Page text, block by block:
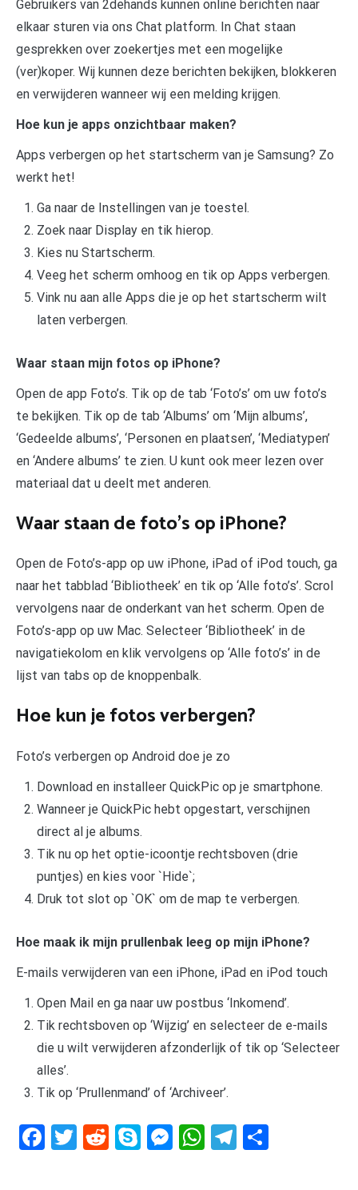
Gebruikers van 2dehands kunnen online berichten naar
elkaar sturen via ons Chat platform. In Chat staan
gesprekken over zoekertjes met een mogelijke
(ver)koper. Wij kunnen deze berichten bekijken, blokkeren
en verwijderen wanneer wij een melding krijgen.
Hoe kun je apps onzichtbaar maken?
Apps verbergen op het startscherm van je Samsung? Zo
werkt het!
Ga naar de Instellingen van je toestel.
Zoek naar Display en tik hierop.
Kies nu Startscherm.
Veeg het scherm omhoog en tik op Apps verbergen.
Vink nu aan alle Apps die je op het startscherm wilt
laten verbergen.
Waar staan mijn fotos op iPhone?
Open de app Foto’s. Tik op de tab ‘Foto’s’ om uw foto’s
te bekijken. Tik op de tab ‘Albums’ om ‘Mijn albums’,
‘Gedeelde albums’, ‘Personen en plaatsen’, ‘Mediatypen’
en ‘Andere albums’ te zien. U kunt ook meer lezen over
materiaal dat u deelt met anderen.
Waar staan de foto’s op iPhone?
Open de Foto’s-app op uw iPhone, iPad of iPod touch, ga
naar het tabblad ‘Bibliotheek’ en tik op ‘Alle foto’s’. Scrol
vervolgens naar de onderkant van het scherm. Open de
Foto’s-app op uw Mac. Selecteer ‘Bibliotheek’ in de
navigatiekolom en klik vervolgens op ‘Alle foto’s’ in de
lijst van tabs op de knoppenbalk.
Hoe kun je fotos verbergen?
Foto’s verbergen op Android doe je zo
Download en installeer QuickPic op je smartphone.
Wanneer je QuickPic hebt opgestart, verschijnen
direct al je albums.
Tik nu op het optie-icoontje rechtsboven (drie
puntjes) en kies voor `Hide`;
Druk tot slot op `OK` om de map te verbergen.
Hoe maak ik mijn prullenbak leeg op mijn iPhone?
E-mails verwijderen van een iPhone, iPad en iPod touch
Open Mail en ga naar uw postbus ‘Inkomend’.
Tik rechtsboven op ‘Wijzig’ en selecteer de e-mails
die u wilt verwijderen afzonderlijk of tik op ‘Selecteer
alles’.
Tik op ‘Prullenmand’ of ‘Archiveer’.
Facebook
Twitter
RedditSkypeMessenger
WhatsApp
Telegram